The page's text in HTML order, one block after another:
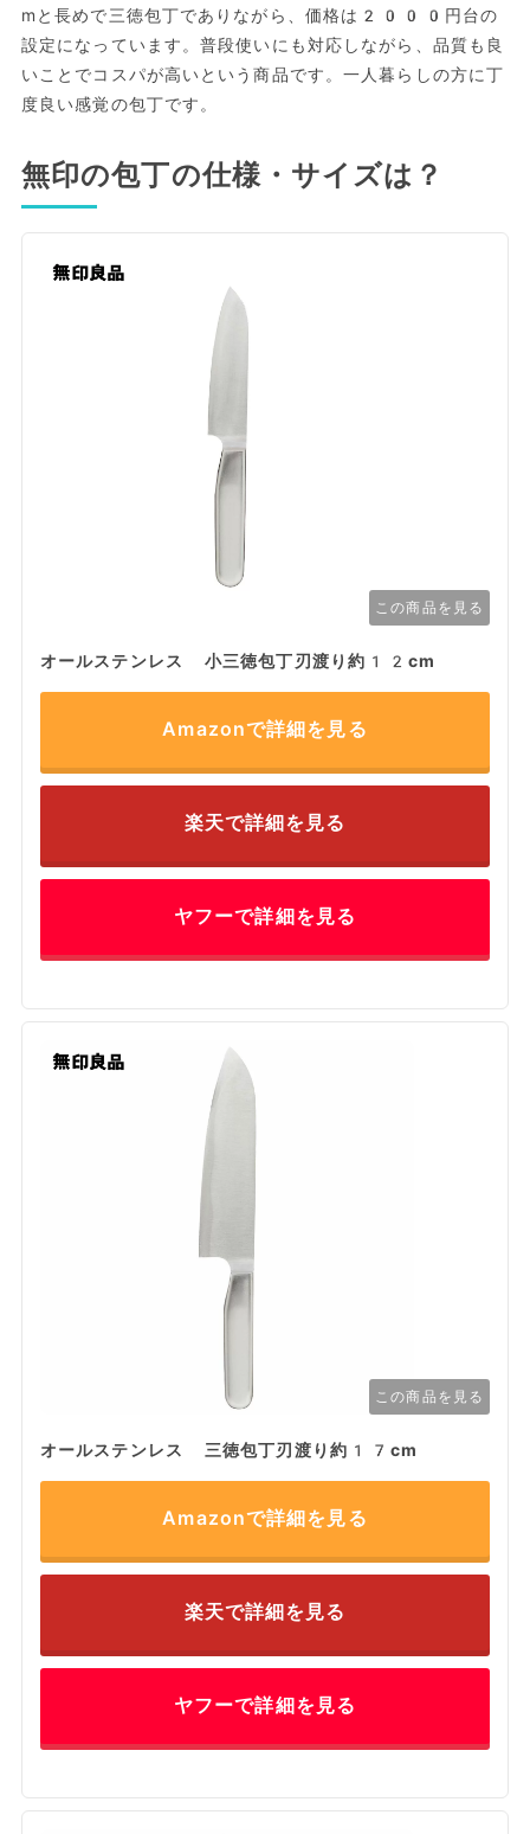
mと長めで三徳包丁でありながら、価格は2000円台の
設定になっています。普段使いにも対応しながら、品質も良
いことでコスパが高いという商品です。一人暮らしの方に丁
度良い感覚の包丁です。
無印の包丁の仕様・サイズは？
この商品を見る
オールステンレス 小三徳包丁刃渡り約12cm
Amazonで詳細を見る
楽天で詳細を見る
ヤフーで詳細を見る
この商品を見る
オールステンレス 三徳包丁刃渡り約17cm
Amazonで詳細を見る
楽天で詳細を見る
ヤフーで詳細を見る